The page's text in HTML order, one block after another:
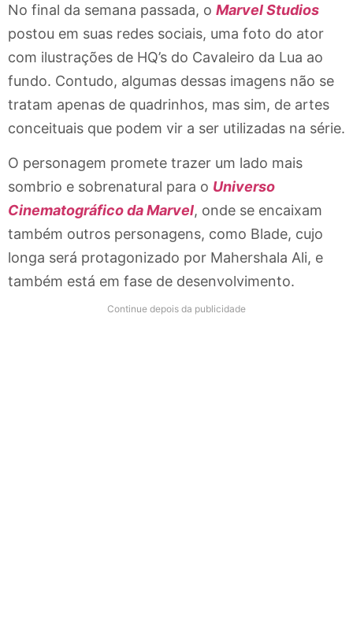
No final da semana passada, o Marvel Studios
postou em suas redes sociais, uma foto do ator
com ilustrações de HQ’s do Cavaleiro da Lua ao
fundo. Contudo, algumas dessas imagens não se
tratam apenas de quadrinhos, mas sim, de artes
conceituais que podem vir a ser utilizadas na série.
O personagem promete trazer um lado mais
sombrio e sobrenatural para o Universo
Cinematográfico da Marvel, onde se encaixam
também outros personagens, como Blade, cujo
longa será protagonizado por Mahershala Ali, e
também está em fase de desenvolvimento.
Continue depois da publicidade